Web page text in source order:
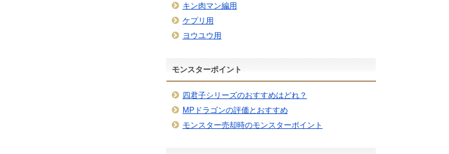
キン肉マン編用
ケプリ用
ヨウユウ用
モンスターポイント
四君子シリーズのおすすめはどれ？
MPドラゴンの評価とおすすめ
モンスター売却時のモンスターポイント